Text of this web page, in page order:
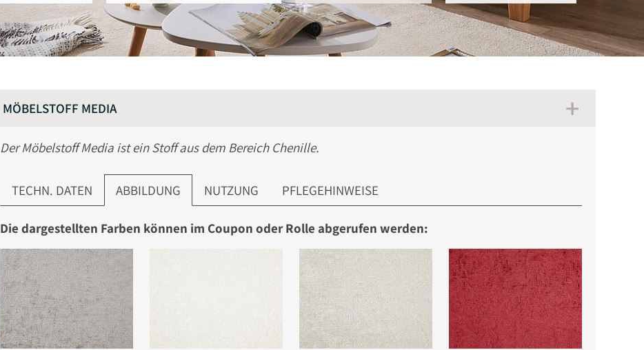
MÖBELSTOFF MEDIA
Der Möbelstoff Media ist ein Stoff aus dem Bereich Chenille.
TECHN. DATEN ABBILDUNG NUTZUNG PFLEGEHINWEISE
Die dargestellten Farben können im Coupon oder Rolle abgerufen werden: